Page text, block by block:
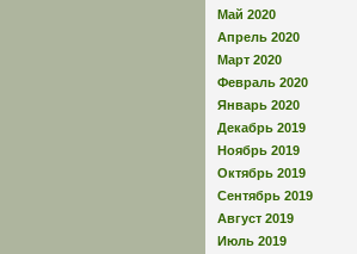
Май 2020
Апрель 2020
Март 2020
Февраль 2020
Январь 2020
Декабрь 2019
Ноябрь 2019
Октябрь 2019
Сентябрь 2019
Август 2019
Июль 2019